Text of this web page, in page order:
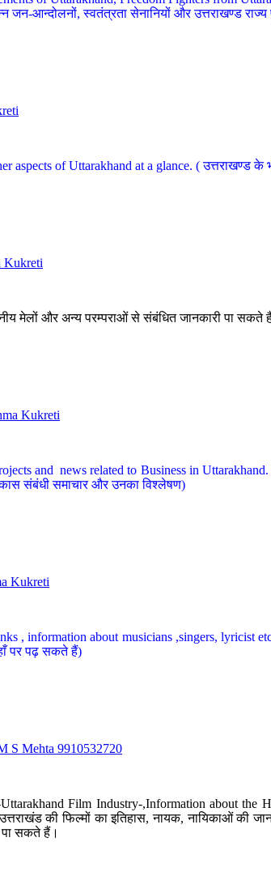
जन-आन्दोलनों, स्वतंत्रता सेनानियों और उत्तराखण्ड
aspects of Uttarakhand at a glance. (
Kukreti
मेलों और अन्य परम्पराओं से संबंधित जानकारी पा सकते
Kukreti
and news related to Business in
संबंधी समाचार और उनका विश्लेषण)
Kukreti
, information about musicians ,singers, lyricist
पर पढ़ सकते हैं)
S Mehta 9910532720
Film Industry-,Information about the
की फिल्मों का इतिहास, नायक, नायिकाओं की
पा सकते हैं।